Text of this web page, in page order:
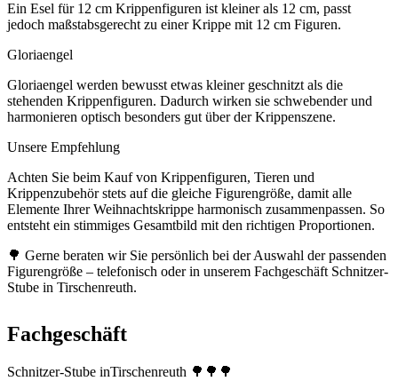
Ein Esel für 12 cm Krippenfiguren ist kleiner als 12 cm, passt
jedoch maßstabsgerecht zu einer Krippe mit 12 cm Figuren.
Gloriaengel
Gloriaengel werden bewusst etwas kleiner geschnitzt als die
stehenden Krippenfiguren. Dadurch wirken sie schwebender und
harmonieren optisch besonders gut über der Krippenszene.
Unsere Empfehlung
Achten Sie beim Kauf von Krippenfiguren, Tieren und
Krippenzubehör stets auf die gleiche Figurengröße, damit alle
Elemente Ihrer Weihnachtskrippe harmonisch zusammenpassen. So
entsteht ein stimmiges Gesamtbild mit den richtigen Proportionen.
🌳 Gerne beraten wir Sie persönlich bei der Auswahl der passenden
Figurengröße – telefonisch oder in unserem Fachgeschäft Schnitzer-
Stube in Tirschenreuth.
Fachgeschäft
Schnitzer-Stube inTirschenreuth 🌳🌳🌳